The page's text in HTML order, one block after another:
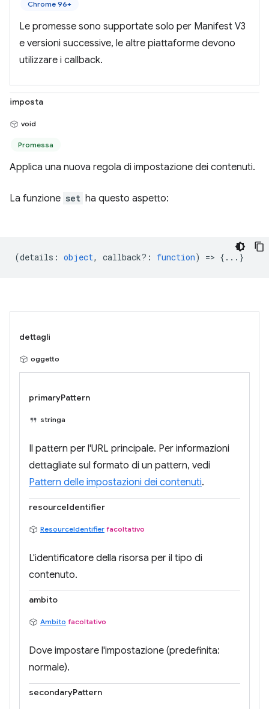
Chrome 96+
Le promesse sono supportate solo per Manifest V3
e versioni successive, le altre piattaforme devono
utilizzare i callback.
imposta
void
Promessa
Applica una nuova regola di impostazione dei contenuti.
La funzione set ha questo aspetto:
(details : object, callback? : function) => {...}
dettagli
oggetto
primaryPattern
stringa
Il pattern per l'URL principale. Per informazioni
dettagliate sul formato di un pattern, vedi
Pattern delle impostazioni dei contenuti.
resourceIdentifier
ResourceIdentifier facoltativo
L'identificatore della risorsa per il tipo di
contenuto.
ambito
Ambito facoltativo
Dove impostare l'impostazione (predefinita:
normale).
secondaryPattern